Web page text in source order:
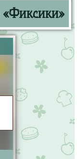
«Фиксики»